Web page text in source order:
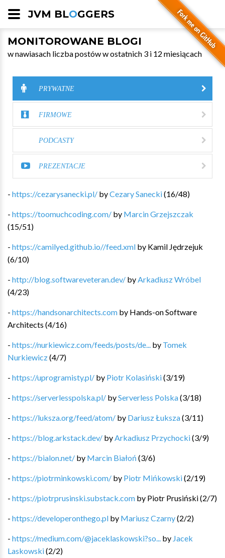
JVM BLOGGERS
MONITOROWANE BLOGI
w nawiasach liczba postów w ostatnich 3 i 12 miesiącach
PRYWATNE
FIRMOWE
PODCASTY
PREZENTACJE
- https://cezarysanecki.pl/ byCezary Sanecki(16/48)
- https://toomuchcoding.com/ by Marcin Grzejszczak
(15/51)
- https://camilyed.github.io//feed.xml by Kamil Jędrzejuk
(6/10)
- http://blog.softwareveteran.dev/ by Arkadiusz Wróbel
(4/23)
- https://handsonarchitects.com by Hands-on Software
Architects (4/16)
- https://nurkiewicz.com/feeds/posts/de... by Tomek
Nurkiewicz(4/7)
- https://uprogramisty.pl/ by Piotr Kolasiński(3/19)
- https://serverlesspolska.pl/ byServerless Polska(3/18)
- https://luksza.org/feed/atom/ by Dariusz Łuksza(3/11)
- https://blog.arkstack.dev/ by Arkadiusz Przychocki(3/9)
- https://bialon.net/ by Marcin Białoń (3/6)
- https://piotrminkowski.com/ by Piotr Mińkowski(2/19)
- https://piotrprusinski.substack.com by Piotr Prusiński(2/7)
- https://developeronthego.pl by Mariusz Czarny(2/2)
- https://medium.com/@jaceklaskowski?so... by Jacek
Laskowski(2/2)